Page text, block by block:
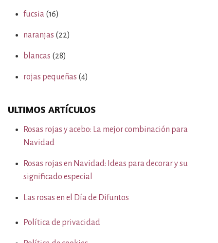
fucsia (16)
naranjas (22)
blancas (28)
rojas pequeñas (4)
ULTIMOS ARTÍCULOS
Rosas rojas y acebo: La mejor combinación para
Navidad
Rosas rojas en Navidad: Ideas para decorar y su
significado especial
Las rosas en el Día de Difuntos
Política de privacidad